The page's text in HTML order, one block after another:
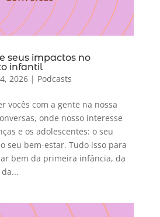
seus impactos no
infantil
2026| Podcasts
vocês com a gente na nossa
onde nosso interesse
e os adolescentes: o seu
seu bem-estar. Tudo isso para
bem da primeira infância, da